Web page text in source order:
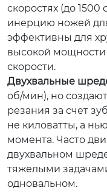
скоростях (до
инерцию ножей
эффективны для
высокой мощности
скорости.
Двухвальные
об/мин), но
резания за счет
не киловатты, а
момента. Часто
двухвальном
тяжелыми
одновальном.